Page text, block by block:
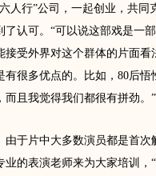
人行”公司，一起创业，共
了认可。“可以说这部戏是一
接受外界对这个群体的片面看
有很多优点的。比如，80后
而且我觉得我们都很有拼劲。”
片中大多数演员都是首次
业的表演老师来为大家培训，